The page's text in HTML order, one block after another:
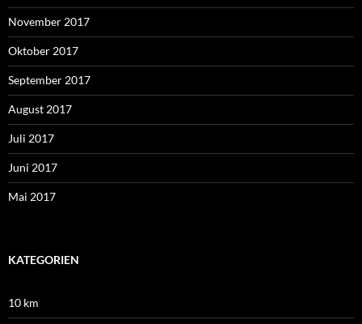
November 2017
Oktober 2017
September 2017
August 2017
Juli 2017
Juni 2017
Mai 2017
KATEGORIEN
10 km